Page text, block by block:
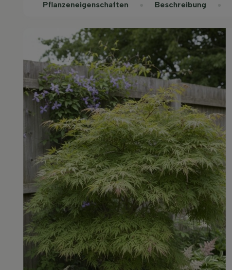
Pflanzeneigenschaften Beschreibung